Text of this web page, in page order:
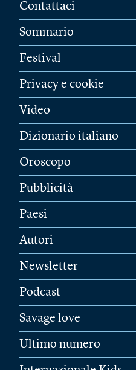
Contattaci
Sommario
Festival
Privacy e cookie
Video
Dizionario italiano
Oroscopo
Pubblicità
Paesi
Autori
Newsletter
Podcast
Savage love
Ultimo numero